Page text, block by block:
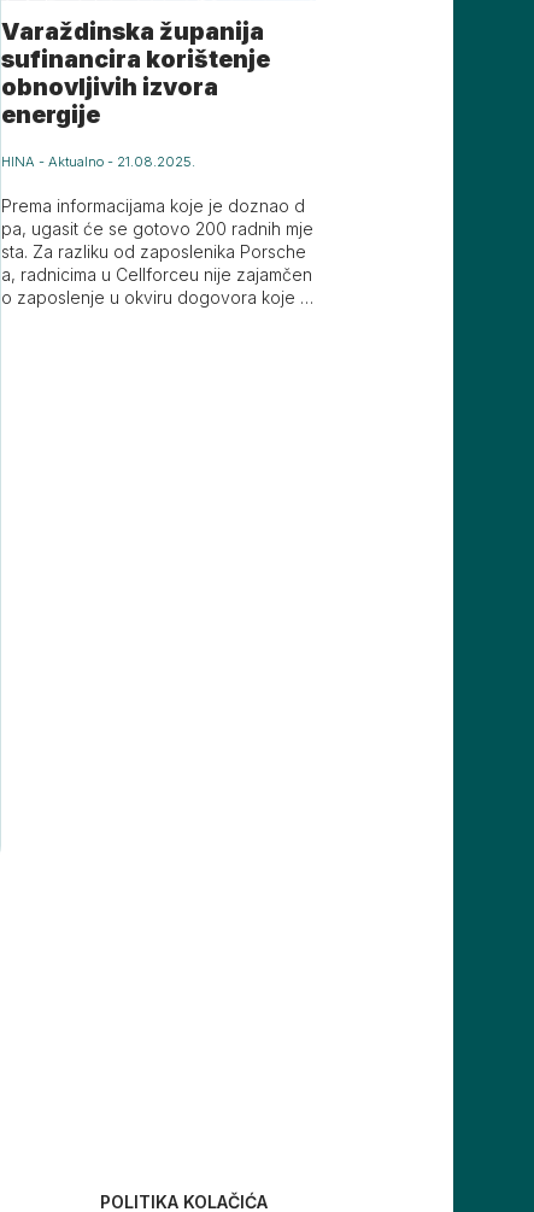
Varaždinska županija
sufinancira korištenje
obnovljivih izvora
energije
HINA -Aktualno - 21.08.2025.
Prema informacijama koje je doznao d
pa, ugasit će se gotovo 200 radnih mje
sta. Za razliku od zaposlenika Porsche
a, radnicima u Cellforceu nije zajamčen
o zaposlenje u okviru dogovora koje je
POLITIKA KOLAČIĆA